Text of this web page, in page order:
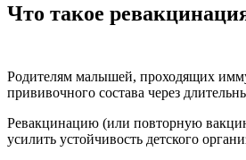
Что такое
Родителям малышей, проходящих
прививочного состава через
Ревакцинацию (или повторную
усилить устойчивость детского